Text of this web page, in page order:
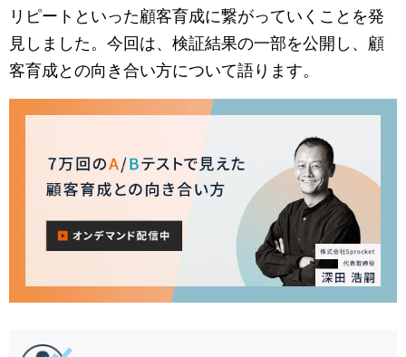
メンバー紹介
採用情報
ビジョン・ミッション・バリュー
ロゴマーク
リピートといった顧客育成に繋がっていくことを発
見しました。今回は、検証結果の一部を公開し、顧
客育成との向き合い方について語ります。